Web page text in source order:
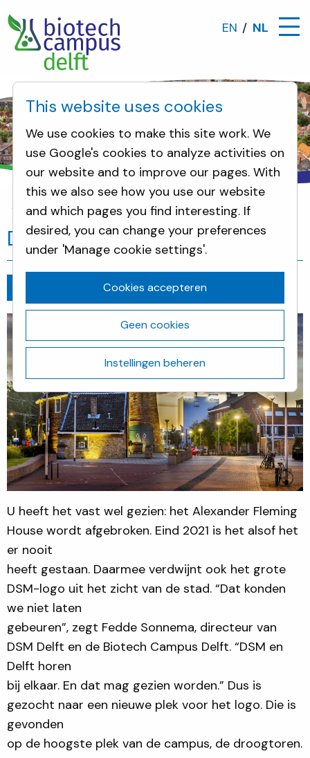
EN NL
Omwonenden DSM in de spotlights
DSM in de spotlights
juli 9, 2021
U heeft het vast wel gezien: het Alexander Fleming
House wordt afgebroken. Eind 2021 is het alsof het
er nooit
heeft gestaan. Daarmee verdwijnt ook het grote
DSM-logo uit het zicht van de stad. “Dat konden
we niet laten
gebeuren”, zegt Fedde Sonnema, directeur van
DSM Delft en de Biotech Campus Delft. “DSM en
Delft horen
bij elkaar. En dat mag gezien worden.” Dus is
gezocht naar een nieuwe plek voor het logo. Die is
gevonden
op de hoogste plek van de campus, de droogtoren.
This website uses cookies
We use cookies to make this site work. We
use Google's cookies to analyze activities on
our website and to improve our pages. With
this we also see how you use our website
and which pages you find interesting. If
desired, you can change your preferences
under 'Manage cookie settings'.
Cookies accepteren
Geen cookies
Instellingen beheren